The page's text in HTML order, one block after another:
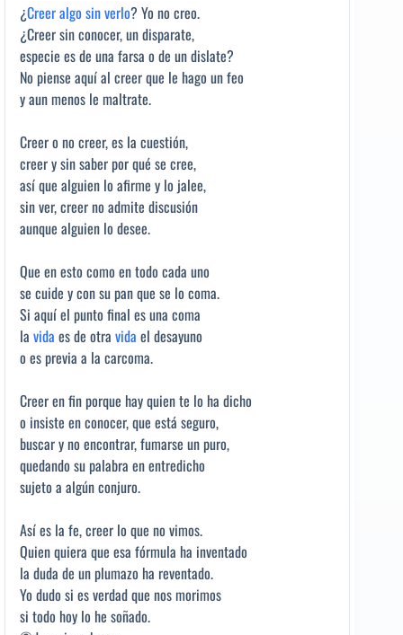
¿Creer algo sin verlo? Yo no creo.
¿Creer sin conocer, un disparate,
especie es de una farsa o de un dislate?
No piense aquí al creer que le hago un feo
y aun menos le maltrate.
Creer o no creer, es la cuestión,
creer y sin saber por qué se cree,
así que alguien lo afirme y lo jalee,
sin ver, creer no admite discusión
aunque alguien lo desee.
Que en esto como en todo cada uno
se cuide y con su pan que se lo coma.
Si aquí el punto final es una coma
la vida es de otra vida el desayuno
o es previa a la carcoma.
Creer en fin porque hay quien te lo ha dicho
o insiste en conocer, que está seguro,
buscar y no encontrar, fumarse un puro,
quedando su palabra en entredicho
sujeto a algún conjuro.
Así es la fe, creer lo que no vimos.
Quien quiera que esa fórmula ha inventado
la duda de un plumazo ha reventado.
Yo dudo si es verdad que nos morimos
si todo hoy lo he soñado.